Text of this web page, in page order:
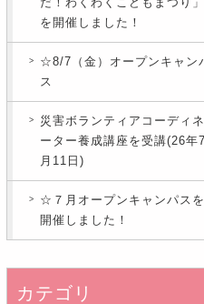
を開催しました！
☆8/7（金）オープンキャン
ス
災害ボランティアコーディネ
ーター養成講座を受講(26年7
月11日)
☆７月オープンキャンパスを
開催しました！
カテゴリ